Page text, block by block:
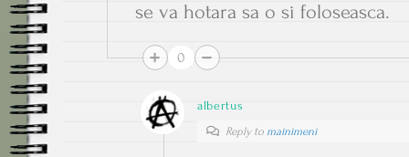
se va hotara sa o si foloseasca.
0
albertus
Reply to mainimeni